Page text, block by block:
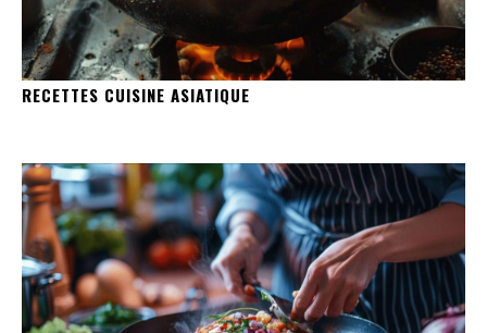
RECETTES CUISINE ASIATIQUE